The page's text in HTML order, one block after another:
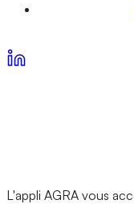
L'appli AGRA vous